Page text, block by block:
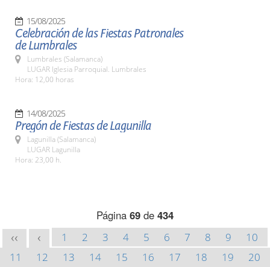
15/08/2025
Celebración de las Fiestas Patronales
de Lumbrales
Lumbrales (Salamanca)
LUGAR Iglesia Parroquial. Lumbrales
Hora: 12,00 horas
14/08/2025
Pregón de Fiestas de Lagunilla
Lagunilla (Salamanca)
LUGAR Lagunilla
Hora: 23,00 h.
Página 69 de 434
<< < 1 2 3 4 5 6 7 8 9
10
11
12 13 14 15 16 17 18 19
20